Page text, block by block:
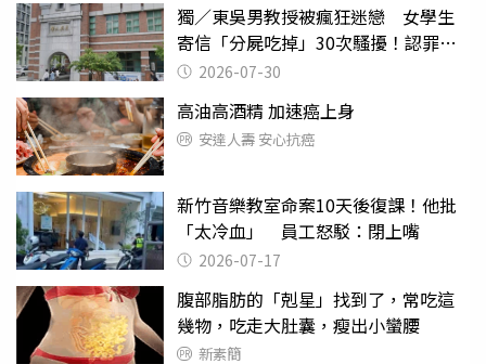
獨／東吳男教授被瘋狂迷戀 女學生
寄信「分屍吃掉」30次騷擾！認罪免
關 2026-07-30
高油高酒精 加速癌上身
安達人壽 安心抗癌
新竹音樂教室命案10天後復課！他批
「太冷血」 員工怒駁：閉上嘴
2026-07-17
腹部脂肪的「剋星」找到了，常吃這
幾物，吃走大肚囊，瘦出小蠻腰
新素簡